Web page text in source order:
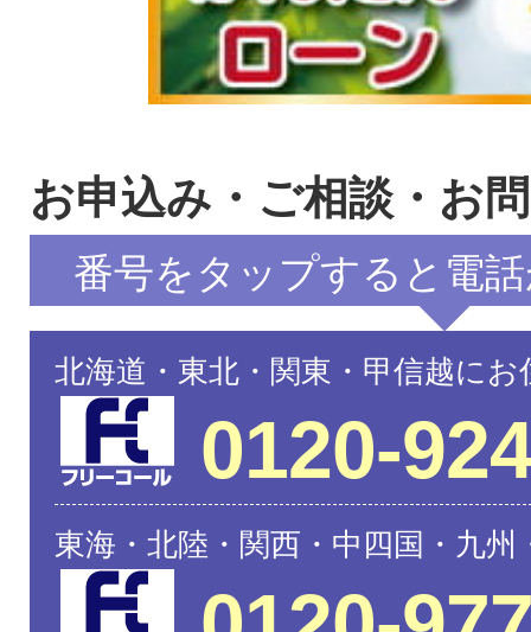
お申込み・ご相談・お
番号をタップすると電
北海道・東北・関東・甲信越に
0120-
東海・北陸・関西・中四国・九